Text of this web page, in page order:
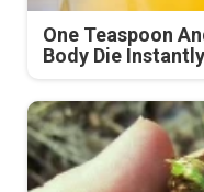
One Teaspoon
Body Die Instantly